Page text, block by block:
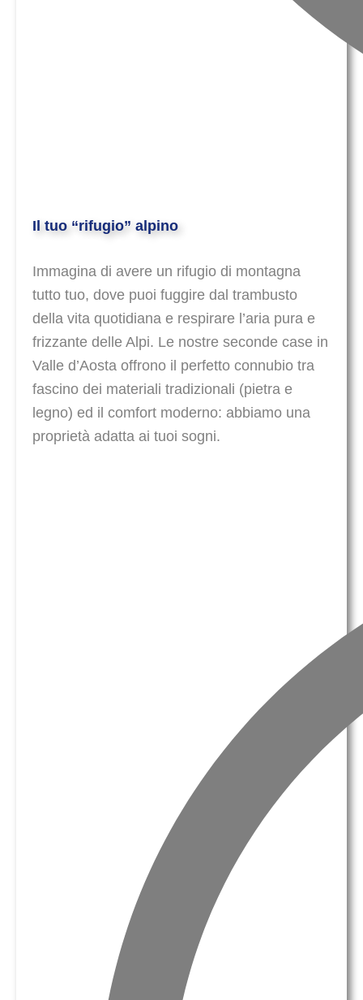
Il tuo “rifugio” alpino
Immagina di avere un rifugio di montagna
tutto tuo, dove puoi fuggire dal trambusto
della vita quotidiana e respirare l’aria pura e
frizzante delle Alpi. Le nostre seconde case in
Valle d’Aosta offrono il perfetto connubio tra
fascino dei materiali tradizionali (pietra e
legno) ed il comfort moderno: abbiamo una
proprietà adatta ai tuoi sogni.